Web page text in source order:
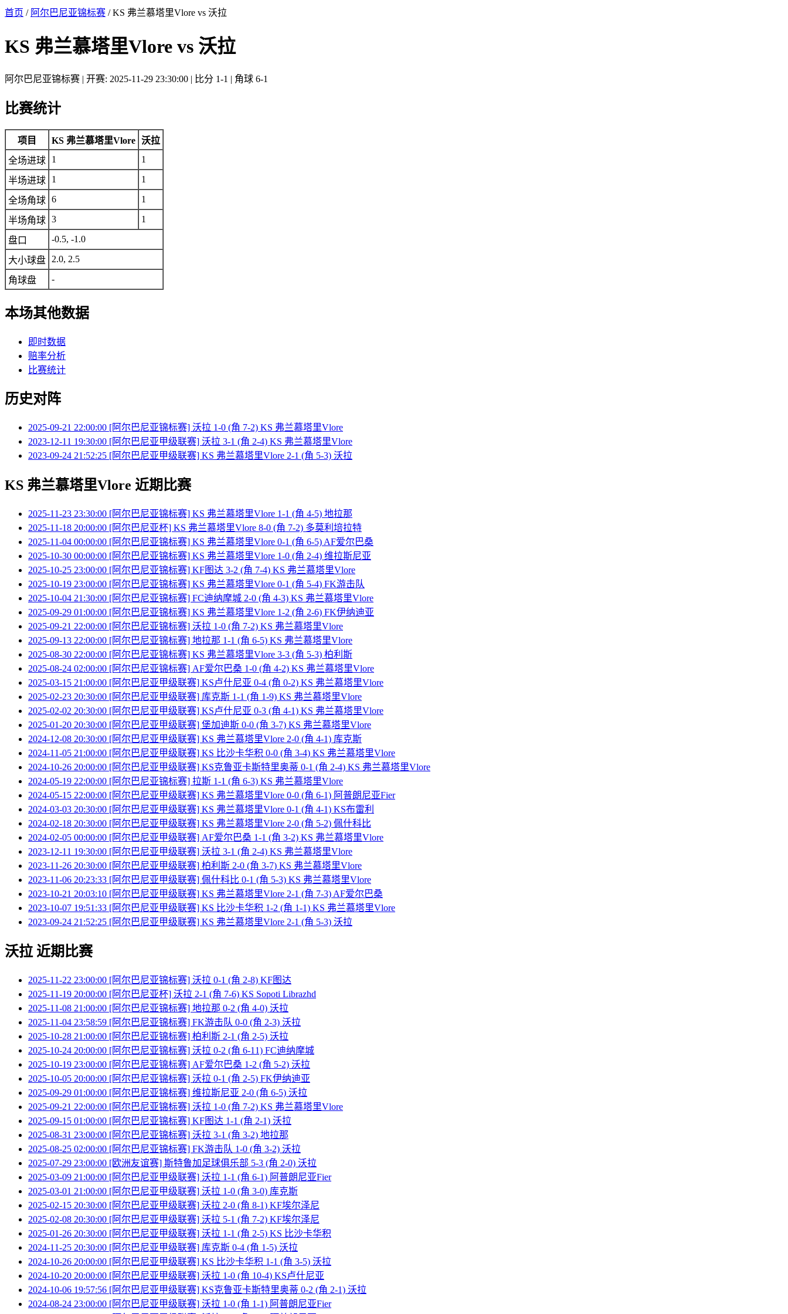
首页 / 阿尔巴尼亚锦标赛 / KS 弗兰慕塔里Vlore vs 沃拉
KS 弗兰慕塔里Vlore vs 沃拉
阿尔巴尼亚锦标赛 | 开赛: 2025-11-29 23:30:00 | 比分 1-1 | 角球 6-1
比赛统计
项目 KS 弗兰慕塔里Vlore 沃拉
全场进球
1 1
半场进球 1 1
全场角球 6 1
半场角球 3 1
盘口 -0.5, -1.0
大小球盘 2.0, 2.5
角球盘 -
本场其他数据
即时数据
赔率分析
比赛统计
历史对阵
2025-09-21 22:00:00 [阿尔巴尼亚锦标赛] 沃拉 1-0 (角 7-2) KS 弗兰慕塔里Vlore
2023-12-11 19:30:00 [阿尔巴尼亚甲级联赛] 沃拉 3-1 (角 2-4) KS 弗兰慕塔里Vlore
2023-09-24 21:52:25 [阿尔巴尼亚甲级联赛] KS 弗兰慕塔里Vlore 2-1 (角 5-3) 沃拉
KS 弗兰慕塔里Vlore 近期比赛
2025-11-23 23:30:00 [阿尔巴尼亚锦标赛] KS 弗兰慕塔里Vlore 1-1 (角 4-5) 地拉那
2025-11-18 20:00:00 [阿尔巴尼亚杯] KS 弗兰慕塔里Vlore 8-0 (角 7-2) 多莫利培拉特
2025-11-04 00:00:00 [阿尔巴尼亚锦标赛] KS 弗兰慕塔里Vlore 0-1 (角 6-5) AF爱尔巴桑
2025-10-30 00:00:00 [阿尔巴尼亚锦标赛] KS 弗兰慕塔里Vlore 1-0 (角 2-4) 维拉斯尼亚
2025-10-25 23:00:00 [阿尔巴尼亚锦标赛] KF图达 3-2 (角 7-4) KS 弗兰慕塔里Vlore
2025-10-19 23:00:00 [阿尔巴尼亚锦标赛] KS 弗兰慕塔里Vlore 0-1 (角 5-4) FK游击队
2025-10-04 21:30:00 [阿尔巴尼亚锦标赛] FC迪纳摩城 2-0 (角 4-3) KS 弗兰慕塔里Vlore
2025-09-29 01:00:00 [阿尔巴尼亚锦标赛] KS 弗兰慕塔里Vlore 1-2 (角 2-6) FK伊纳迪亚
2025-09-21 22:00:00 [阿尔巴尼亚锦标赛] 沃拉 1-0 (角 7-2) KS 弗兰慕塔里Vlore
2025-09-13 22:00:00 [阿尔巴尼亚锦标赛] 地拉那 1-1 (角 6-5) KS 弗兰慕塔里Vlore
2025-08-30 22:00:00 [阿尔巴尼亚锦标赛] KS 弗兰慕塔里Vlore 3-3 (角 5-3) 柏利斯
2025-08-24 02:00:00 [阿尔巴尼亚锦标赛] AF爱尔巴桑 1-0 (角 4-2) KS 弗兰慕塔里Vlore
2025-03-15 21:00:00 [阿尔巴尼亚甲级联赛] KS卢什尼亚 0-4 (角 0-2) KS 弗兰慕塔里Vlore
2025-02-23 20:30:00 [阿尔巴尼亚甲级联赛] 库克斯 1-1 (角 1-9) KS 弗兰慕塔里Vlore
2025-02-02 20:30:00 [阿尔巴尼亚甲级联赛] KS卢什尼亚 0-3 (角 4-1) KS 弗兰慕塔里Vlore
2025-01-20 20:30:00 [阿尔巴尼亚甲级联赛] 堡加迪斯 0-0 (角 3-7) KS 弗兰慕塔里Vlore
2024-12-08 20:30:00 [阿尔巴尼亚甲级联赛] KS 弗兰慕塔里Vlore 2-0 (角 4-1) 库克斯
2024-11-05 21:00:00 [阿尔巴尼亚甲级联赛] KS 比沙卡华积 0-0 (角 3-4) KS 弗兰慕塔里Vlore
2024-10-26 20:00:00 [阿尔巴尼亚甲级联赛] KS克鲁亚卡斯特里奥蒂 0-1 (角 2-4) KS 弗兰慕塔里Vlore
2024-05-19 22:00:00 [阿尔巴尼亚锦标赛] 拉斯 1-1 (角 6-3) KS 弗兰慕塔里Vlore
2024-05-15 22:00:00 [阿尔巴尼亚甲级联赛] KS 弗兰慕塔里Vlore 0-0 (角 6-1) 阿普朗尼亚Fier
2024-03-03 20:30:00 [阿尔巴尼亚甲级联赛] KS 弗兰慕塔里Vlore 0-1 (角 4-1) KS布雷利
2024-02-18 20:30:00 [阿尔巴尼亚甲级联赛] KS 弗兰慕塔里Vlore 2-0 (角 5-2) 佩什科比
2024-02-05 00:00:00 [阿尔巴尼亚甲级联赛] AF爱尔巴桑 1-1 (角 3-2) KS 弗兰慕塔里Vlore
2023-12-11 19:30:00 [阿尔巴尼亚甲级联赛] 沃拉 3-1 (角 2-4) KS 弗兰慕塔里Vlore
2023-11-26 20:30:00 [阿尔巴尼亚甲级联赛] 柏利斯 2-0 (角 3-7) KS 弗兰慕塔里Vlore
2023-11-06 20:23:33 [阿尔巴尼亚甲级联赛] 佩什科比 0-1 (角 5-3) KS 弗兰慕塔里Vlore
2023-10-21 20:03:10 [阿尔巴尼亚甲级联赛] KS 弗兰慕塔里Vlore 2-1 (角 7-3) AF爱尔巴桑
2023-10-07 19:51:33 [阿尔巴尼亚甲级联赛] KS 比沙卡华积 1-2 (角 1-1) KS 弗兰慕塔里Vlore
2023-09-24 21:52:25 [阿尔巴尼亚甲级联赛] KS 弗兰慕塔里Vlore 2-1 (角 5-3) 沃拉
沃拉 近期比赛
2025-11-22 23:00:00 [阿尔巴尼亚锦标赛] 沃拉 0-1 (角 2-8) KF图达
2025-11-19 20:00:00 [阿尔巴尼亚杯] 沃拉 2-1 (角 7-6) KS Sopoti Librazhd
2025-11-08 21:00:00 [阿尔巴尼亚锦标赛] 地拉那 0-2 (角 4-0) 沃拉
2025-11-04 23:58:59 [阿尔巴尼亚锦标赛] FK游击队 0-0 (角 2-3) 沃拉
2025-10-28 21:00:00 [阿尔巴尼亚锦标赛] 柏利斯 2-1 (角 2-5) 沃拉
2025-10-24 20:00:00 [阿尔巴尼亚锦标赛] 沃拉 0-2 (角 6-11) FC迪纳摩城
2025-10-19 23:00:00 [阿尔巴尼亚锦标赛] AF爱尔巴桑 1-2 (角 5-2) 沃拉
2025-10-05 20:00:00 [阿尔巴尼亚锦标赛] 沃拉 0-1 (角 2-5) FK伊纳迪亚
2025-09-29 01:00:00 [阿尔巴尼亚锦标赛] 维拉斯尼亚 2-0 (角 6-5) 沃拉
2025-09-21 22:00:00 [阿尔巴尼亚锦标赛] 沃拉 1-0 (角 7-2) KS 弗兰慕塔里Vlore
2025-09-15 01:00:00 [阿尔巴尼亚锦标赛] KF图达 1-1 (角 2-1) 沃拉
2025-08-31 23:00:00 [阿尔巴尼亚锦标赛] 沃拉 3-1 (角 3-2) 地拉那
2025-08-25 02:00:00 [阿尔巴尼亚锦标赛] FK游击队 1-0 (角 3-2) 沃拉
2025-07-29 23:00:00 [欧洲友谊赛] 斯特鲁加足球俱乐部 5-3 (角 2-0) 沃拉
2025-03-09 21:00:00 [阿尔巴尼亚甲级联赛] 沃拉 1-1 (角 6-1) 阿普朗尼亚Fier
2025-03-01 21:00:00 [阿尔巴尼亚甲级联赛] 沃拉 1-0 (角 3-0) 库克斯
2025-02-15 20:30:00 [阿尔巴尼亚甲级联赛] 沃拉 2-0 (角 8-1) KF埃尔泽尼
2025-02-08 20:30:00 [阿尔巴尼亚甲级联赛] 沃拉 5-1 (角 7-2) KF埃尔泽尼
2025-01-26 20:30:00 [阿尔巴尼亚甲级联赛] 沃拉 1-1 (角 2-5) KS 比沙卡华积
2024-11-25 20:30:00 [阿尔巴尼亚甲级联赛] 库克斯 0-4 (角 1-5) 沃拉
2024-10-26 20:00:00 [阿尔巴尼亚甲级联赛] KS 比沙卡华积 1-1 (角 3-5) 沃拉
2024-10-20 20:00:00 [阿尔巴尼亚甲级联赛] 沃拉 1-0 (角 10-4) KS卢什尼亚
2024-10-06 19:57:56 [阿尔巴尼亚甲级联赛] KS克鲁亚卡斯特里奥蒂 0-2 (角 2-1) 沃拉
2024-08-24 23:00:00 [阿尔巴尼亚甲级联赛] 沃拉 1-0 (角 1-1) 阿普朗尼亚Fier